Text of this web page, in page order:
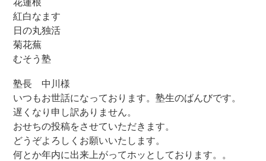
花蓮根
紅白なます
日の丸独活
菊花蕪
むそう塾
塾長 中川様
いつもお世話になっております。塾生のばんびです。
遅くなり申し訳ありません。
おせちの投稿をさせていただきます。
どうぞよろしくお願いいたします。
何とか年内に出来上がってホッとしております。。